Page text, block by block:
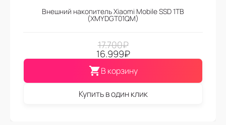
Внешний накопитель Xiaomi Mobile SSD 1TB
(XMYDGT01QM)
17.700₽
16.999₽
В корзину
Купить в один клик